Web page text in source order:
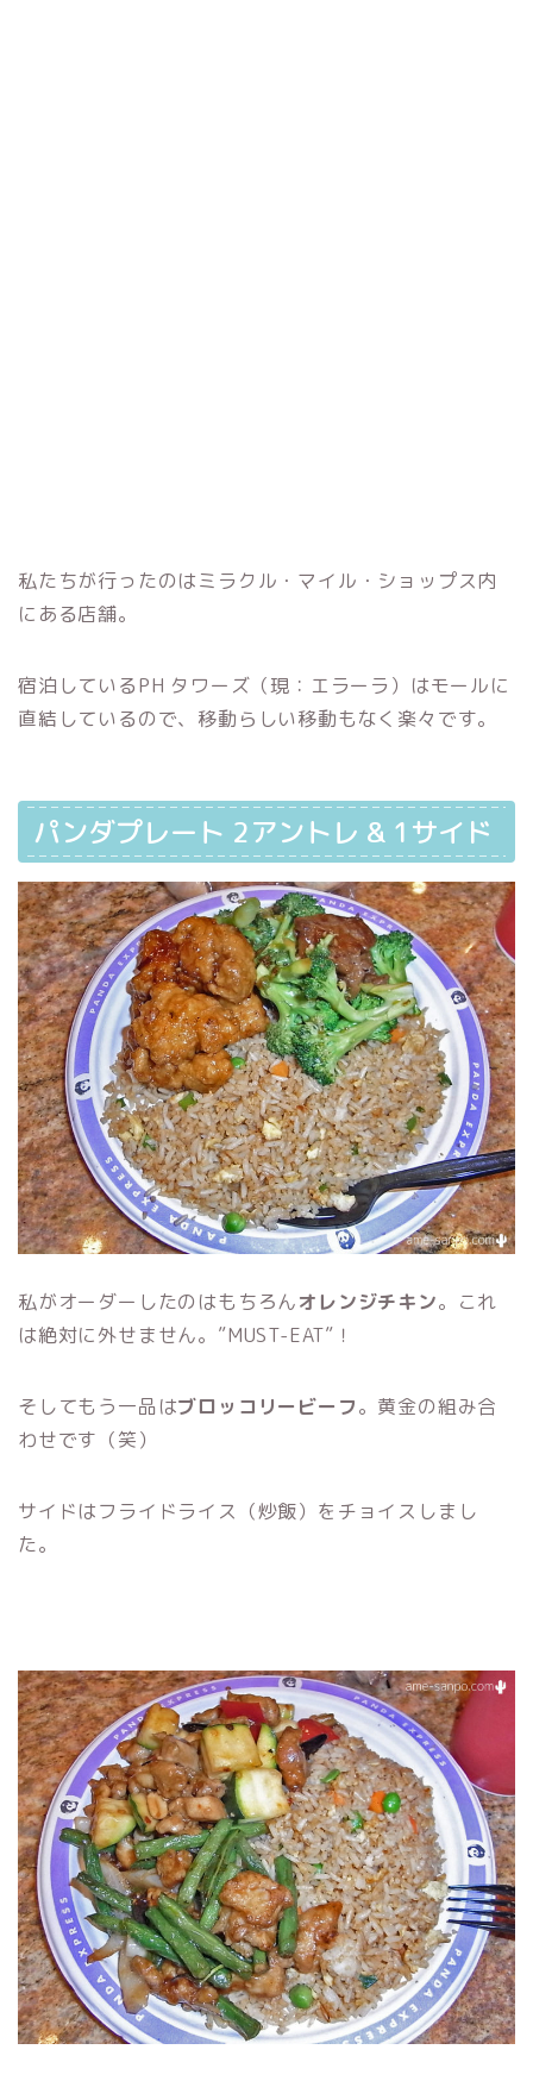
私たちが行ったのはミラクル・マイル・ショップス内
にある店舗。
宿泊しているPH タワーズ（現：エラーラ）はモールに
直結しているので、移動らしい移動もなく楽々です。
パンダプレート 2アントレ & 1サイド
私がオーダーしたのはもちろんオレンジチキン。これ
は絶対に外せません。”MUST-EAT”！
そしてもう一品はブロッコリービーフ。黄金の組み合
わせです（笑）
サイドはフライドライス（炒飯）をチョイスしまし
た。